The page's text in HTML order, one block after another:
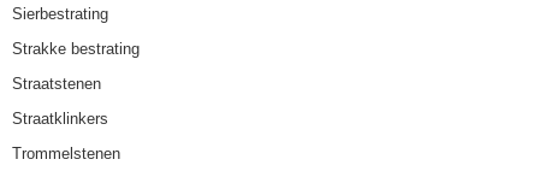
Sierbestrating
Strakke bestrating
Straatstenen
Straatklinkers
Trommelstenen